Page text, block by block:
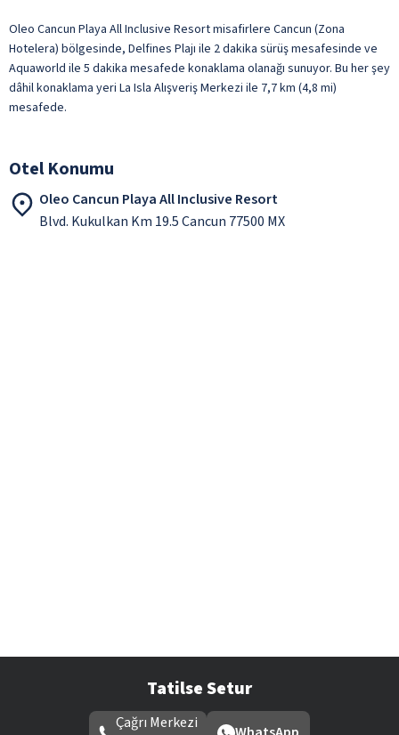
Oleo Cancun Playa All Inclusive Resort misafirlere Cancun (Zona
Hotelera) bölgesinde, Delfines Plajı ile 2 dakika sürüş mesafesinde ve
Aquaworld ile 5 dakika mesafede konaklama olanağı sunuyor. Bu her şey
dâhil konaklama yeri La Isla Alışveriş Merkezi ile 7,7 km (4,8 mi)
mesafede.
Otel Konumu
Oleo Cancun Playa All Inclusive Resort
Blvd. Kukulkan Km 19.5 Cancun 77500 MX
Tatilse Setur
Çağrı Merkezi